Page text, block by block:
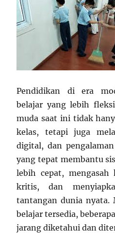
Pendidikan di era
belajar yang lebih
muda saat ini tidak
kelas, tetapi juga
digital, dan
yang tepat membantu
lebih cepat, mengasah
kritis, dan
tantangan dunia nyata.
belajar tersedia,
jarang diketahui dan